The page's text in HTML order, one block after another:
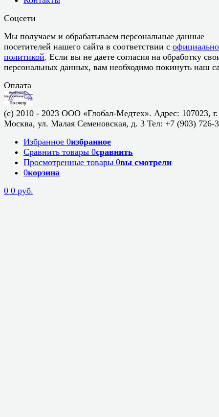
Соцсети
Мы получаем и обрабатываем персональные данные
посетителей нашего сайта в соответствии с
политикой. Если вы не даете согласия на обработку
персональных данных, вам необходимо покинуть наш
Оплата
(c) 2010 - 2023 ООО «Глобал-Медтех». Адрес: 107023, г.
Москва, ул. Малая Семеновская, д. 3 Тел: +7 (903) 726-
Избранное 0избранное
Сравнить товары 0сравнить
Просмотренные товары 0вы смотрели
0корзина
0 0 руб.